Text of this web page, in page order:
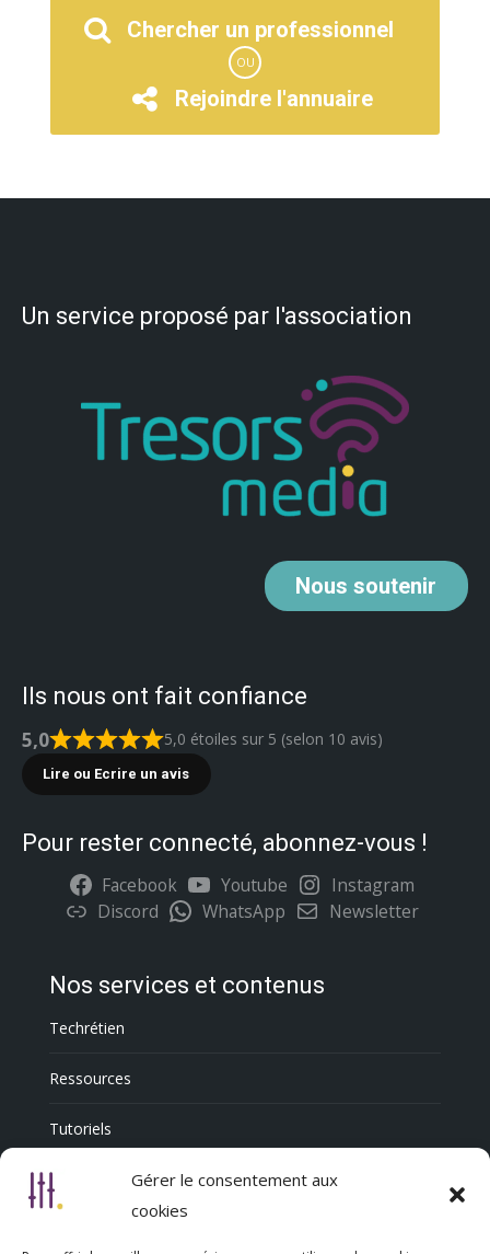
Gérer le consentement aux
cookies
Chercher un professionnel
OU
Rejoindre l'annuaire
Un service proposé par l'association
Noussoutenir
Ils nous ont fait confiance
5,0 5,0 étoiles sur 5 (selon 10 avis)
Lire ou Ecrire un avis
Pour rester connecté, abonnez-vous !
Facebook Youtube
Instagram
Discord
WhatsApp Newsletter
Nos services et contenus
Techrétien
Ressources
Tutoriels
Annuaire Professionnel